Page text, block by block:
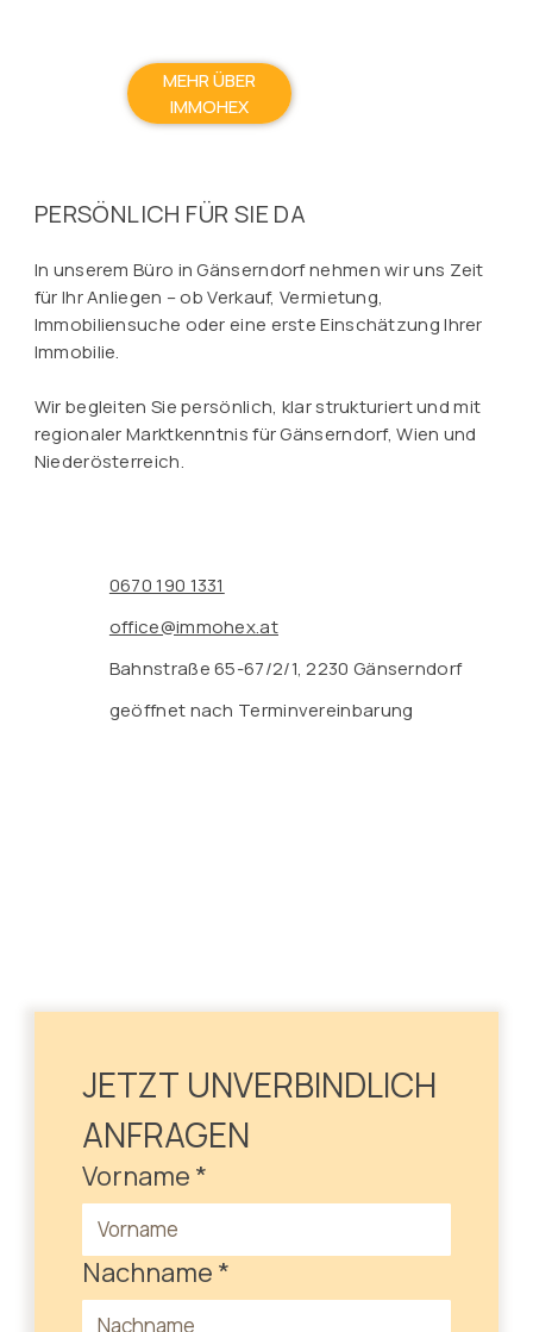
MEHR ÜBER
IMMOHEX
PERSÖNLICH FÜR SIE DA
In unserem Büro in Gänserndorf nehmen wir uns Zeit
für Ihr Anliegen – ob Verkauf, Vermietung,
Immobiliensuche oder eine erste Einschätzung Ihrer
Immobilie.
Wir begleiten Sie persönlich, klar strukturiert und mit
regionaler Marktkenntnis für Gänserndorf, Wien und
Niederösterreich.
0670 190 1331
office@immohex.at
Bahnstraße 65-67/2/1, 2230 Gänserndorf
geöffnet nach Terminvereinbarung
JETZT UNVERBINDLICH
ANFRAGEN
Vorname *
Nachname *